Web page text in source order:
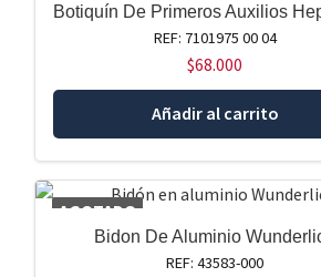
Botiquín De Primeros Auxilios
REF: 7101975 00 04
$68.000
Añadir al carrito
AGOTADO
Bidon De Aluminio
REF: 43583-000